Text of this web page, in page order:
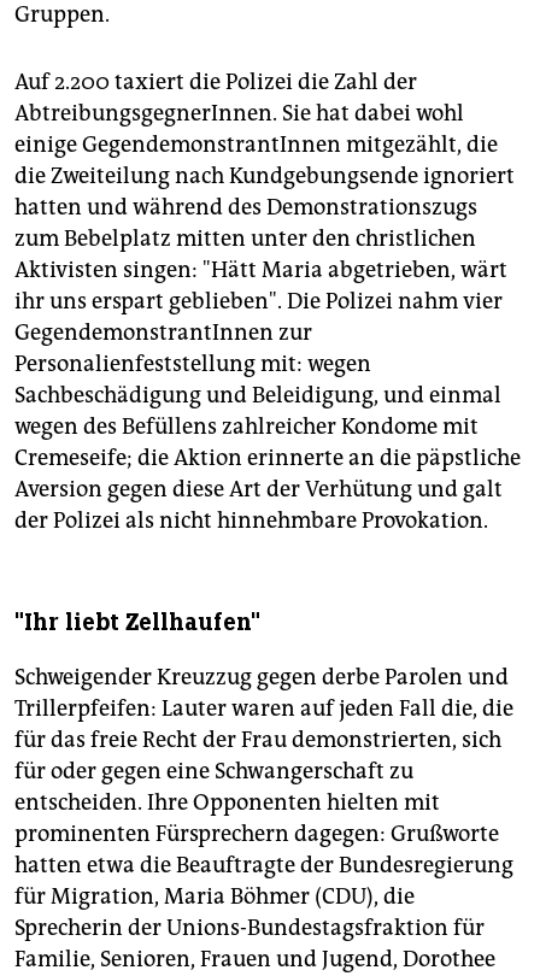
Gruppen.
Auf 2.200 taxiert die Polizei die Zahl der
AbtreibungsgegnerInnen. Sie hat dabei wohl
einige GegendemonstrantInnen mitgezählt, die
die Zweiteilung nach Kundgebungsende ignoriert
hatten und während des Demonstrationszugs
zum Bebelplatz mitten unter den christlichen
Aktivisten singen: "Hätt Maria abgetrieben, wärt
ihr uns erspart geblieben". Die Polizei nahm vier
GegendemonstrantInnen zur
Personalienfeststellung mit: wegen
Sachbeschädigung und Beleidigung, und einmal
wegen des Befüllens zahlreicher Kondome mit
Cremeseife; die Aktion erinnerte an die päpstliche
Aversion gegen diese Art der Verhütung und galt
der Polizei als nicht hinnehmbare Provokation.
"Ihr liebt Zellhaufen"
Schweigender Kreuzzug gegen derbe Parolen und
Trillerpfeifen: Lauter waren auf jeden Fall die, die
für das freie Recht der Frau demonstrierten, sich
für oder gegen eine Schwangerschaft zu
entscheiden. Ihre Opponenten hielten mit
prominenten Fürsprechern dagegen: Grußworte
hatten etwa die Beauftragte der Bundesregierung
für Migration, Maria Böhmer (CDU), die
Sprecherin der Unions-Bundestagsfraktion für
Familie, Senioren, Frauen und Jugend, Dorothee